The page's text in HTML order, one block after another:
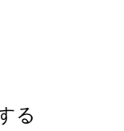
る